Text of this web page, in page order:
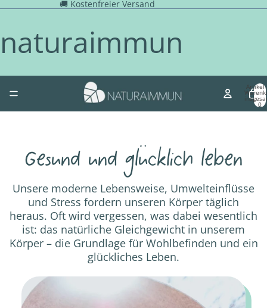
🚚 Kostenfreier Versand
naturaimmun
Artikel
0
Gesund und glücklich leben
Unsere moderne Lebensweise, Umwelteinflüsse
und Stress fordern unseren Körper täglich
heraus. Oft wird vergessen, was dabei wesentlich
ist: das natürliche Gleichgewicht in unserem
Körper – die Grundlage für Wohlbefinden und ein
glückliches Leben.